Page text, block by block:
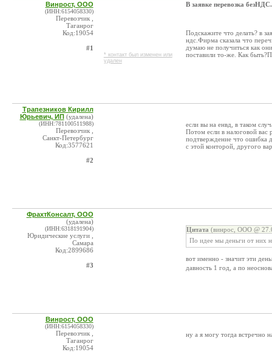
Винрост, ООО
(ИНН:6154058330)
Перевозчик ,
Таганрог
Код:19054
#1
* контакт был изменен или
удален
В заявке перевозка
Подскажите что делать? в
ндс.Фирма сказала что
думаю не получиться как
поставили то-же. Как
Трапезников Кирилл
Юрьевич, ИП (удалена)
(ИНН:781100511988)
Перевозчик ,
Санкт-Петербург
Код:3577621
#2
если вы на енвд, в таком
Потом если в налоговой вас
подтверждение что ошибка
с этой конторой, другого
ФрахтКонсалт, ООО
(удалена)
(ИНН:6318191904)
Юридические услуги ,
Самара
Код:2899686
#3
Цитата (винрос, ООО @
По идее мы деньги от них
вот именно - значит эти
давность 1 год, а по
Винрост, ООО
(ИНН:6154058330)
Перевозчик ,
Таганрог
Код:19054
ну а я могу тогда встречно